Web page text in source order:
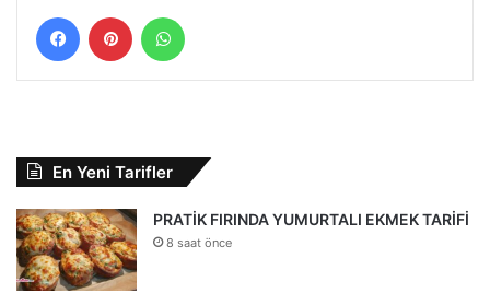
FacebookPinterest
En Yeni Tarifler
PRATİK FIRINDA YUMURTALI EKMEK TARİFİ
8 saat önce